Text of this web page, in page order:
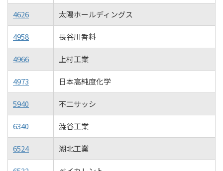
4626 太陽ホールディングス
4958 長谷川香料
4966 上村工業
4973 日本高純度化学
5940 不二サッシ
6340 澁谷工業
6524 湖北工業